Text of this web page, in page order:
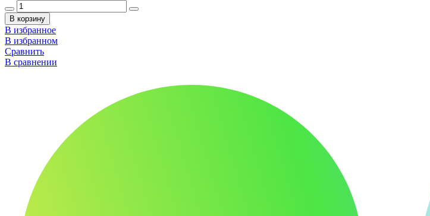
В корзину
В избранное
В избранном
Сравнить
В сравнении